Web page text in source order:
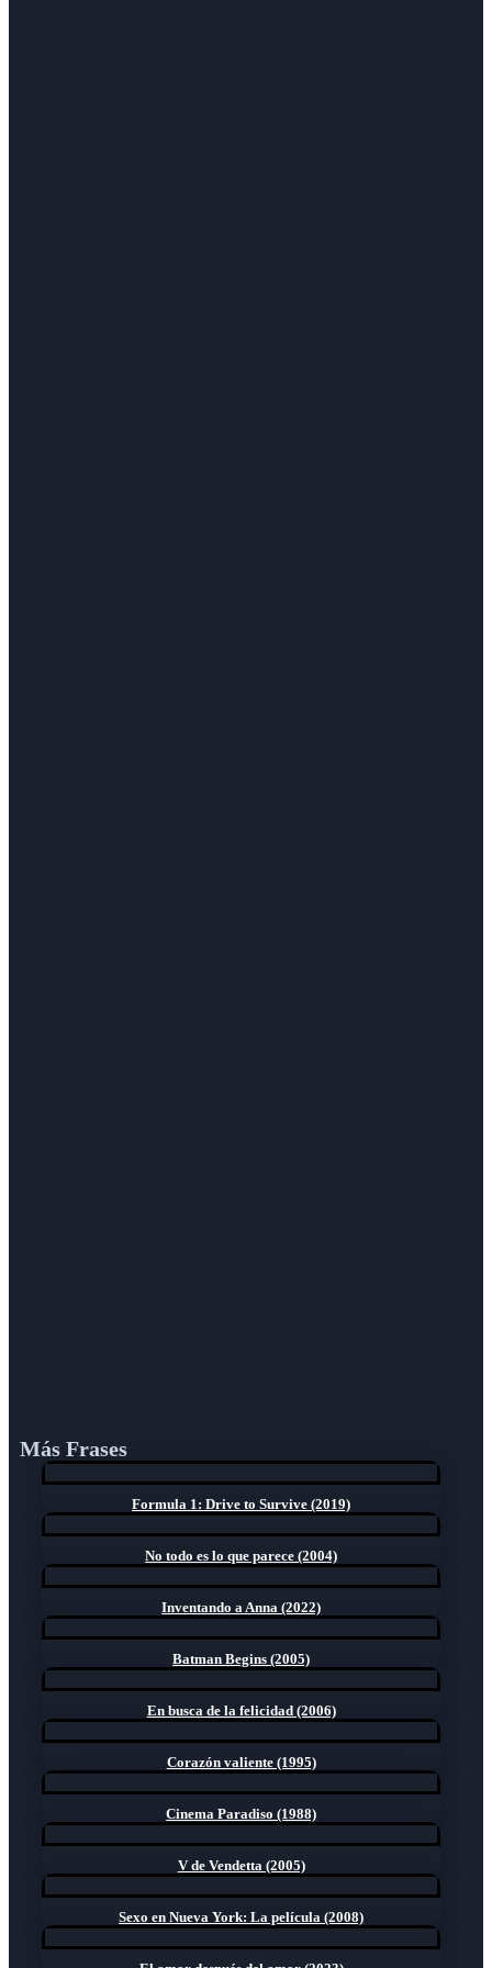
Más Frases
Formula 1: Drive to Survive (2019)
No todo es lo que parece (2004)
Inventando a Anna (2022)
Batman Begins (2005)
En busca de la felicidad (2006)
Corazón valiente (1995)
Cinema Paradiso (1988)
V de Vendetta (2005)
Sexo en Nueva York: La película (2008)